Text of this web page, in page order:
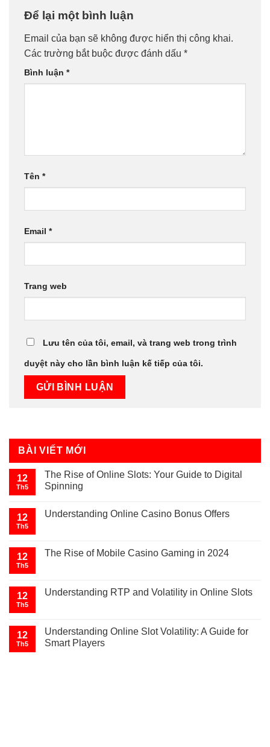
Để lại một bình luận
Email của bạn sẽ không được hiển thị công khai.
Các trường bắt buộc được đánh dấu *
Bình luận *
Tên *
Email *
Trang web
Lưu tên của tôi, email, và trang web trong trình
duyệt này cho lần bình luận kế tiếp của tôi.
BÀI VIẾT MỚI
12
Th5
The Rise of Online Slots: Your Guide to Digital
Spinning
12
Th5
Understanding Online Casino Bonus Offers
12
Th5
The Rise of Mobile Casino Gaming in 2024
12
Th5
Understanding RTP and Volatility in Online Slots
12
Th5
Understanding Online Slot Volatility: A Guide for
Smart Players